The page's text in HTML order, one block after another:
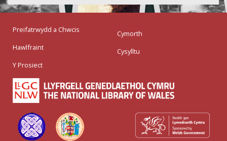
Preifatrwydd a Chwcis
Hawlfraint
Y Prosiect
Cymorth
Cysylltu